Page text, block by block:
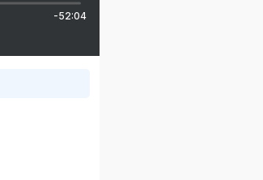
-52:04